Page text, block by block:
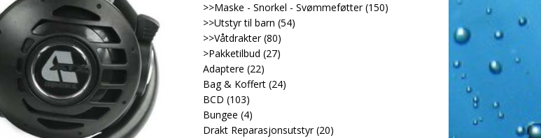
>>Maske - Snorkel - Svømmeføtter (150)
>>Utstyr til barn (54)
>>Våtdrakter (80)
>Pakketilbud (27)
Adaptere (22)
Bag & Koffert (24)
BCD (103)
Bungee (4)
Drakt Reparasjonsutstyr (20)